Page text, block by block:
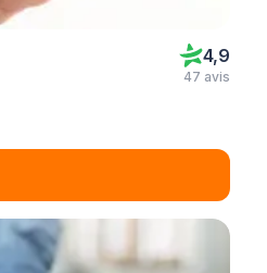
4,9
47 avis